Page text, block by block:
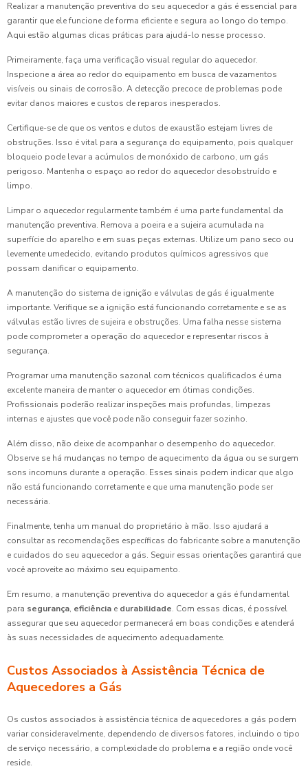
Realizar a manutenção preventiva do seu aquecedor a gás é essencial para
garantir que ele funcione de forma eficiente e segura ao longo do tempo.
Aqui estão algumas dicas práticas para ajudá-lo nesse processo.
Primeiramente, faça uma verificação visual regular do aquecedor.
Inspecione a área ao redor do equipamento em busca de vazamentos
visíveis ou sinais de corrosão. A detecção precoce de problemas pode
evitar danos maiores e custos de reparos inesperados.
Certifique-se de que os ventos e dutos de exaustão estejam livres de
obstruções. Isso é vital para a segurança do equipamento, pois qualquer
bloqueio pode levar a acúmulos de monóxido de carbono, um gás
perigoso. Mantenha o espaço ao redor do aquecedor desobstruído e
limpo.
Limpar o aquecedor regularmente também é uma parte fundamental da
manutenção preventiva. Remova a poeira e a sujeira acumulada na
superfície do aparelho e em suas peças externas. Utilize um pano seco ou
levemente umedecido, evitando produtos químicos agressivos que
possam danificar o equipamento.
A manutenção do sistema de ignição e válvulas de gás é igualmente
importante. Verifique se a ignição está funcionando corretamente e se as
válvulas estão livres de sujeira e obstruções. Uma falha nesse sistema
pode comprometer a operação do aquecedor e representar riscos à
segurança.
Programar uma manutenção sazonal com técnicos qualificados é uma
excelente maneira de manter o aquecedor em ótimas condições.
Profissionais poderão realizar inspeções mais profundas, limpezas
internas e ajustes que você pode não conseguir fazer sozinho.
Além disso, não deixe de acompanhar o desempenho do aquecedor.
Observe se há mudanças no tempo de aquecimento da água ou se surgem
sons incomuns durante a operação. Esses sinais podem indicar que algo
não está funcionando corretamente e que uma manutenção pode ser
necessária.
Finalmente, tenha um manual do proprietário à mão. Isso ajudará a
consultar as recomendações específicas do fabricante sobre a manutenção
e cuidados do seu aquecedor a gás. Seguir essas orientações garantirá que
você aproveite ao máximo seu equipamento.
Em resumo, a manutenção preventiva do aquecedor a gás é fundamental
para segurança, eficiência e durabilidade. Com essas dicas, é possível
assegurar que seu aquecedor permanecerá em boas condições e atenderá
às suas necessidades de aquecimento adequadamente.
Custos Associados à Assistência Técnica de
Aquecedores a Gás
Os custos associados à assistência técnica de aquecedores a gás podem
variar consideravelmente, dependendo de diversos fatores, incluindo o tipo
de serviço necessário, a complexidade do problema e a região onde você
reside.